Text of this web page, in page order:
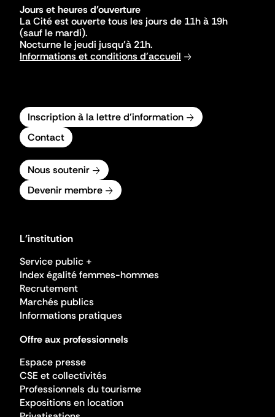
Jours et heures d'ouverture
La Cité est ouverte tous les jours de 11h à 19h
(sauf le mardi).
Nocturne le jeudi jusqu'à 21h.
Informations et conditions d'accueil
Inscription à la lettre d'information
Contact
Nous soutenir
Devenir membre
L'institution
Service public +
Index égalité femmes-hommes
Recrutement
Marchés publics
Informations pratiques
Offre aux professionnels
Espace presse
CSE et collectivités
Professionnels du tourisme
Expositions en location